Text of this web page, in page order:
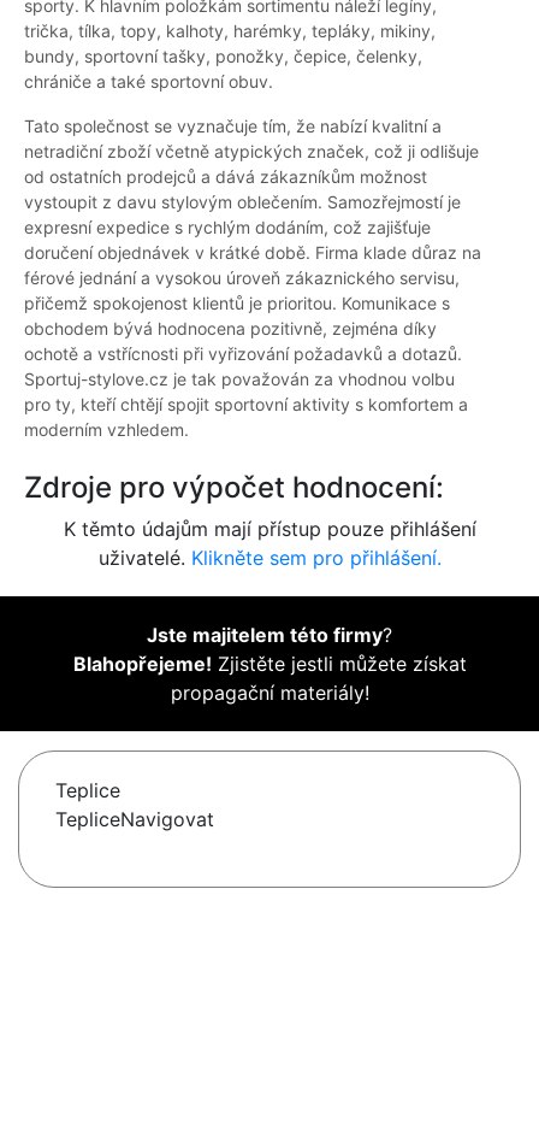
sporty. K hlavním položkám sortimentu náleží legíny,
trička, tílka, topy, kalhoty, harémky, tepláky, mikiny,
bundy, sportovní tašky, ponožky, čepice, čelenky,
chrániče a také sportovní obuv.
Tato společnost se vyznačuje tím, že nabízí kvalitní a
netradiční zboží včetně atypických značek, což ji odlišuje
od ostatních prodejců a dává zákazníkům možnost
vystoupit z davu stylovým oblečením. Samozřejmostí je
expresní expedice s rychlým dodáním, což zajišťuje
doručení objednávek v krátké době. Firma klade důraz na
férové jednání a vysokou úroveň zákaznického servisu,
přičemž spokojenost klientů je prioritou. Komunikace s
obchodem bývá hodnocena pozitivně, zejména díky
ochotě a vstřícnosti při vyřizování požadavků a dotazů.
Sportuj-stylove.cz je tak považován za vhodnou volbu
pro ty, kteří chtějí spojit sportovní aktivity s komfortem a
moderním vzhledem.
Zdroje pro výpočet hodnocení:
K těmto údajům mají přístup pouze přihlášení
uživatelé. Klikněte sem pro přihlášení.
Jste majitelem této firmy?
Blahopřejeme! Zjistěte jestli můžete získat
propagační materiály!
Teplice
TepliceNavigovat